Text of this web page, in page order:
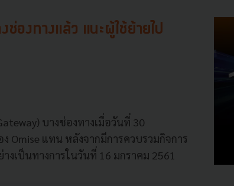
องทางแล้ว แนะผู้ใช้ย้ายไป
บางช่องทางเมื่อวันที่ 30
Omise แทน หลังจากมีการควบรวมกิจการ
เป็นทางการในวันที่ 16 มกราคม 2561